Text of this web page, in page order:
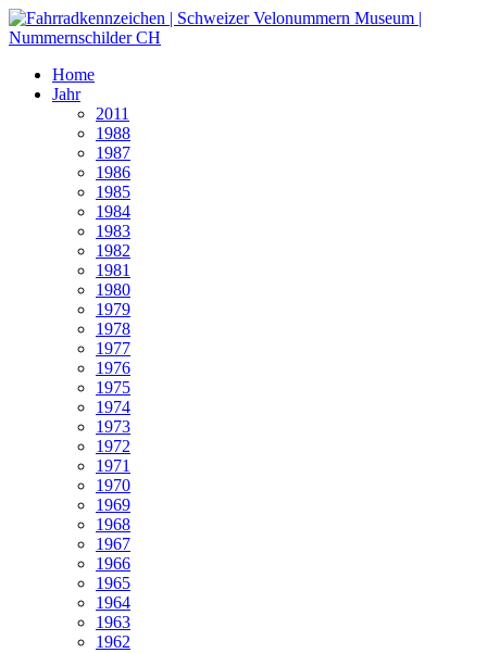
Home
Jahr
2011
1988
1987
1986
1985
1984
1983
1982
1981
1980
1979
1978
1977
1976
1975
1974
1973
1972
1971
1970
1969
1968
1967
1966
1965
1964
1963
1962